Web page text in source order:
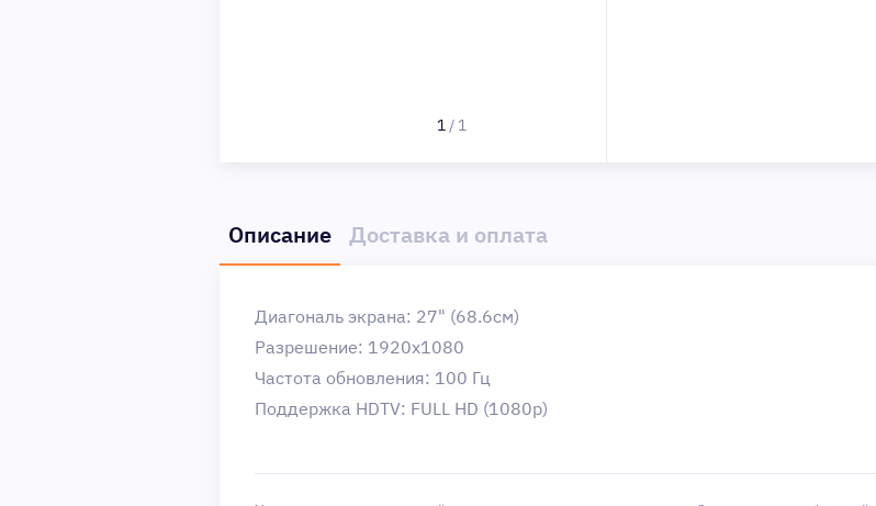
1/ 1
Описание Доставка и оплата
Диагональ экрана: 27" (68.6см)
Разрешение: 1920x1080
Частота обновления: 100 Гц
Поддержка HDTV: FULL HD (1080p)